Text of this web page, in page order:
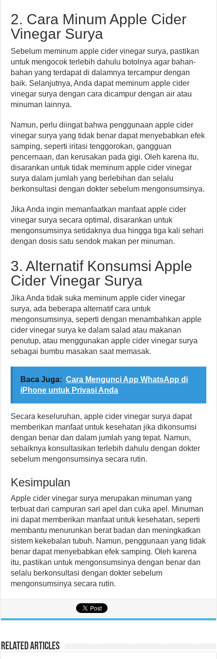
2. Cara Minum Apple Cider
Vinegar Surya
Sebelum meminum apple cider vinegar surya, pastikan
untuk mengocok terlebih dahulu botolnya agar bahan-
bahan yang terdapat di dalamnya tercampur dengan
baik. Selanjutnya, Anda dapat meminum apple cider
vinegar surya dengan cara dicampur dengan air atau
minuman lainnya.
Namun, perlu diingat bahwa penggunaan apple cider
vinegar surya yang tidak benar dapat menyebabkan efek
samping, seperti iritasi tenggorokan, gangguan
pencernaan, dan kerusakan pada gigi. Oleh karena itu,
disarankan untuk tidak meminum apple cider vinegar
surya dalam jumlah yang berlebihan dan selalu
berkonsultasi dengan dokter sebelum mengonsumsinya.
Jika Anda ingin memanfaatkan manfaat apple cider
vinegar surya secara optimal, disarankan untuk
mengonsumsinya setidaknya dua hingga tiga kali sehari
dengan dosis satu sendok makan per minuman.
3. Alternatif Konsumsi Apple
Cider Vinegar Surya
Jika Anda tidak suka meminum apple cider vinegar
surya, ada beberapa alternatif cara untuk
mengonsumsinya, seperti dengan menambahkan apple
cider vinegar surya ke dalam salad atau makanan
penutup, atau menggunakan apple cider vinegar surya
sebagai bumbu masakan saat memasak.
Baca Juga: Cara Mengunci App WhatsApp di
iPhone untuk Privasi Anda
Secara keseluruhan, apple cider vinegar surya dapat
memberikan manfaat untuk kesehatan jika dikonsumsi
dengan benar dan dalam jumlah yang tepat. Namun,
sebaiknya konsultasikan terlebih dahulu dengan dokter
sebelum mengonsumsinya secara rutin.
Kesimpulan
Apple cider vinegar surya merupakan minuman yang
terbuat dari campuran sari apel dan cuka apel. Minuman
ini dapat memberikan manfaat untuk kesehatan, seperti
membantu menurunkan berat badan dan meningkatkan
sistem kekebalan tubuh. Namun, penggunaan yang tidak
benar dapat menyebabkan efek samping. Oleh karena
itu, pastikan untuk mengonsumsinya dengan benar dan
selalu berkonsultasi dengan dokter sebelum
mengonsumsinya secara rutin.
Related Articles